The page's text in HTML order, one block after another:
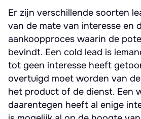
Er zijn verschillende soorten
van de mate van interesse en
aankoopproces waarin de
bevindt. Een cold lead is
tot geen interesse heeft
overtuigd moet worden van
het product of de dienst. Een
daarentegen heeft al enige